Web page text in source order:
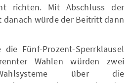
richten. Mit Abschluss der
danach würde der Beitritt dann
Fünf-Prozent-Sperrklausel
Wahlen würden zwei
über die